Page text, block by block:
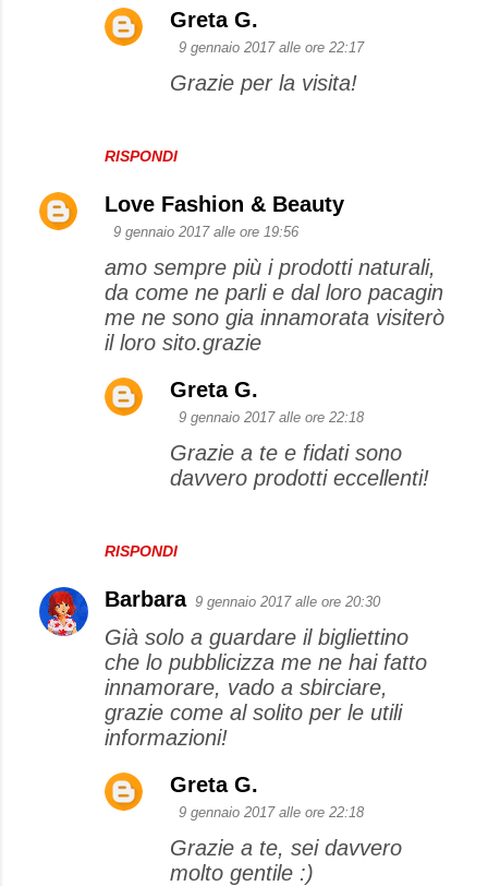
RISPONDI
Greta G.
9 gennaio 2017 alle ore 22:17
Grazie per la visita!
Love Fashion & Beauty
9 gennaio 2017 alle ore 19:56
amo sempre più i prodotti naturali,
da come ne parli e dal loro pacagin
me ne sono gia innamorata visiterò
il loro sito.grazie
RISPONDI
Greta G.
9 gennaio 2017 alle ore 22:18
Grazie a te e fidati sono
davvero prodotti eccellenti!
Barbara 9 gennaio 2017 alle ore 20:30
Già solo a guardare il bigliettino
che lo pubblicizza me ne hai fatto
innamorare, vado a sbirciare,
grazie come al solito per le utili
informazioni!
Greta G.
9 gennaio 2017 alle ore 22:18
Grazie a te, sei davvero
molto gentile :)